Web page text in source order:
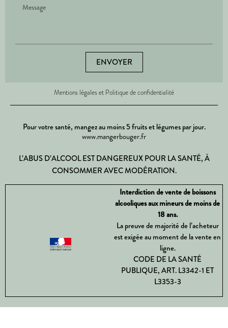
ENVOYER
Mentions légales et Politique de confidentialité
Pour votre santé, mangez au moins 5 fruits et légumes par jour.
www.mangerbouger.fr
L’ABUS D’ALCOOL EST DANGEREUX POUR LA SANTÉ, À
CONSOMMER AVEC MODÉRATION.
Interdiction de vente de boissons
alcooliques aux mineurs de moins de
18 ans.
La preuve de majorité de l’acheteur
est exigée au moment de la vente en
ligne.
CODE DE LA SANTÉ
PUBLIQUE, ART. L3342-1 ET
L3353-3